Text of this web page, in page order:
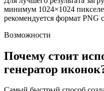
минимум 1024×1024
рекомендуется формат PNG
Возможности
Почему стоит
генератор